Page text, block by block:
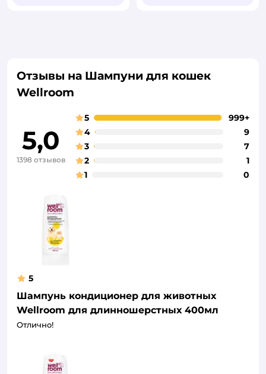
Отзывы на Шампуни для кошек
Wellroom
5,0
1398 отзывов
5
999+
4
9
3
7
2
1
1
0
5
Шампунь кондиционер для животных
Wellroom для длинношерстных 400мл
Отлично!